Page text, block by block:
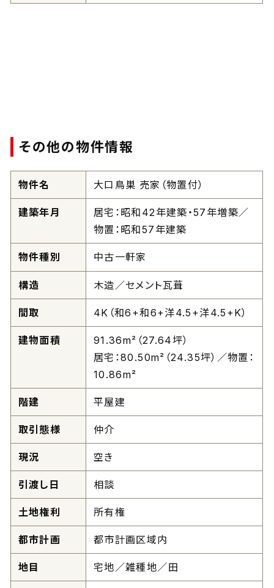
その他の物件情報
物件名 大口鳥巣 売家（物置付）
建築年月
居宅：昭和42年建築・57年増築／
物置：昭和57年建築
物件種別 中古一軒家
構造 木造／セメント瓦葺
間取 4K（和6+和6+洋4.5+洋4.5+K）
建物面積
91.36m²（27.64坪）
居宅：80.50m²（24.35坪）／物置：
10.86m²
階建 平屋建
取引態様 仲介
現況 空き
引渡し日 相談
土地権利 所有権
都市計画 都市計画区域内
地目 宅地／雑種地／田